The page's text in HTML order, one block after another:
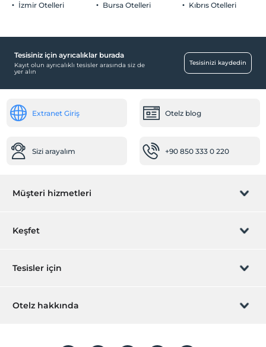
Animasyon ekibi
Ortak Alanlar
Aile odaları
24 saat açık resepsiyon
Faks/fotokopi
Deniz manzarası
İzmir Otelleri Bursa Otelleri Kıbrıs Otelleri
Tesisiniz için ayrıcalıklar burada
Kayıt olun ayrıcalıklı tesisler arasında siz de
yer alın
Tesisinizi kaydedin
Extranet Giriş Otelz blog
Sizi arayalım +90 850 333 0 220
Müşteri hizmetleri
Rezervasyon yönet
Keşfet
Hediye Kart
Tesisler için
Hemen tesisinizi ekleyin
Otelz hakkında